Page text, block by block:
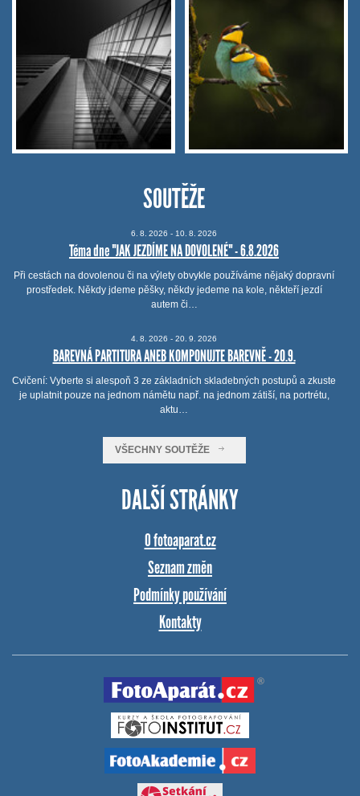
SOUTĚŽE
6. 8. 2026 - 10. 8. 2026
Téma dne "JAK JEZDÍME NA DOVOLENÉ" - 6.8.2026
Při cestách na dovolenou či na výlety obvykle používáme nějaký dopravní
prostředek. Někdy jdeme pěšky, někdy jedeme na kole, někteří jezdí
autem či…
4. 8. 2026 - 20. 9. 2026
BAREVNÁ PARTITURA ANEB KOMPONUJTE BAREVNĚ - 20.9.
Cvičení: Vyberte si alespoň 3 ze základních skladebných postupů a zkuste
je uplatnit pouze na jednom námětu např. na jednom zátiší, na portrétu,
aktu…
VŠECHNY SOUTĚŽE
DALŠÍ STRÁNKY
O fotoaparat.cz
Seznam změn
Podmínky používání
Kontakty